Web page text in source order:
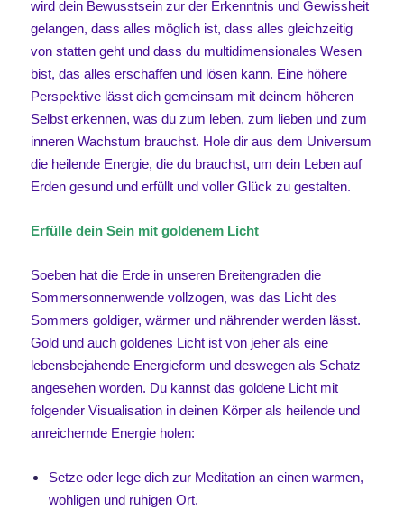
wird dein Bewusstsein zur der Erkenntnis und Gewissheit
gelangen, dass alles möglich ist, dass alles gleichzeitig
von statten geht und dass du multidimensionales Wesen
bist, das alles erschaffen und lösen kann. Eine höhere
Perspektive lässt dich gemeinsam mit deinem höheren
Selbst erkennen, was du zum leben, zum lieben und zum
inneren Wachstum brauchst. Hole dir aus dem Universum
die heilende Energie, die du brauchst, um dein Leben auf
Erden gesund und erfüllt und voller Glück zu gestalten.
Erfülle dein Sein mit goldenem Licht
Soeben hat die Erde in unseren Breitengraden die
Sommersonnenwende vollzogen, was das Licht des
Sommers goldiger, wärmer und nährender werden lässt.
Gold und auch goldenes Licht ist von jeher als eine
lebensbejahende Energieform und deswegen als Schatz
angesehen worden. Du kannst das goldene Licht mit
folgender Visualisation in deinen Körper als heilende und
anreichernde Energie holen:
Setze oder lege dich zur Meditation an einen warmen,
wohligen und ruhigen Ort.